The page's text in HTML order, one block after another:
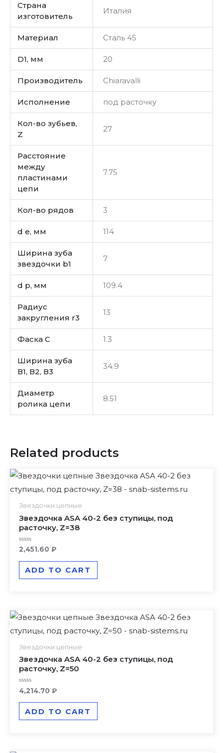
Страна
изготовитель
Италия
Материал Сталь 45
D1, мм 20
Производитель Chiaravalli
Исполнение под расточку
Кол-во зубьев,
Z
27
Расстояние
между
пластинами
цепи
7.75
Кол-во рядов 3
d e, мм 114
Ширина зуба
звездочки b1
7
d p, мм 109.4
Радиус
закругления r3
13
Фаска C 1.3
Ширина зуба
В1, В2, В3
34.9
Диаметр
ролика цепи
8.51
Related products
Звездочки цепные
Звездочка ASA 40-2 без ступицы, под
расточку, Z=38
Rated
out
2,451.60 ₽
ADD TO CART
Звездочки цепные
Звездочка ASA 40-2 без ступицы, под
расточку, Z=50
Rated
0
out
4,214.70 ₽
ADD TO CART